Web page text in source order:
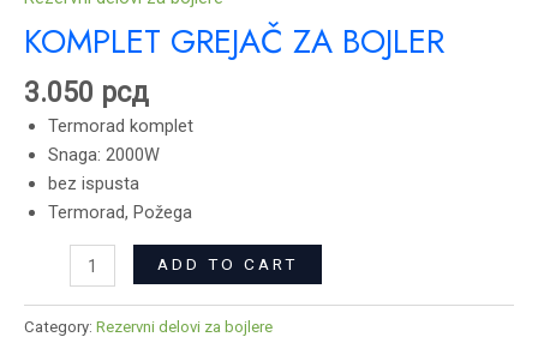
KOMPLET GREJAČ ZA BOJLER
3.050 рсд
Termorad komplet
Snaga: 2000W
bez ispusta
Termorad, Požega
ADD TO CART
Category: Rezervni delovi za bojlere